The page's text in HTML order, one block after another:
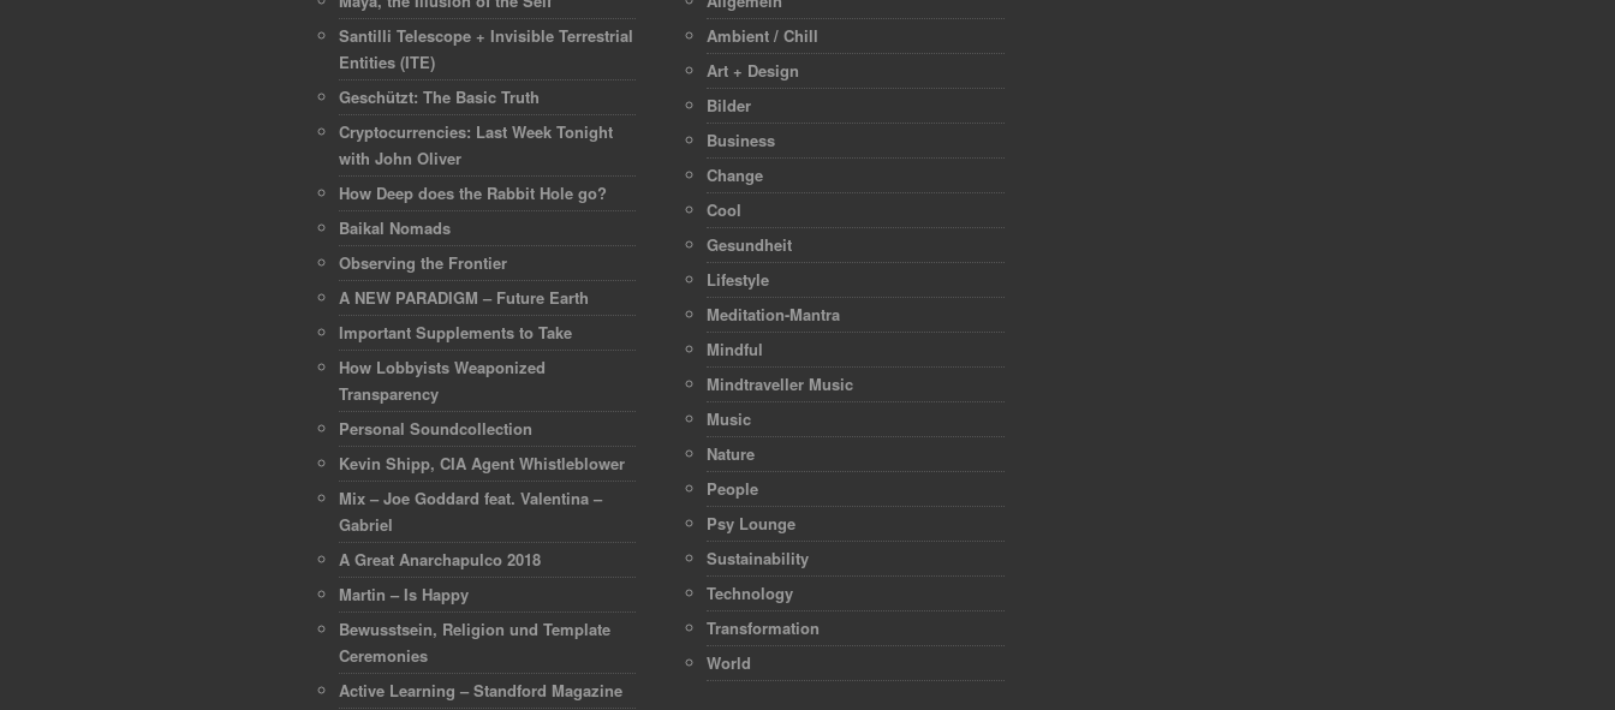
Santilli Telescope + Invisible Terrestrial
Entities (ITE)
Geschützt: The Basic Truth
Cryptocurrencies: Last Week Tonight
with John Oliver
How Deep does the Rabbit Hole go?
Baikal Nomads
Observing the Frontier
A NEW PARADIGM – Future Earth
Important Supplements to Take
How Lobbyists Weaponized
Transparency
Personal Soundcollection
Kevin Shipp, CIA Agent Whistleblower
Mix – Joe Goddard feat. Valentina –
Gabriel
A Great Anarchapulco 2018
Martin – Is Happy
Bewusstsein, Religion und Template
Ceremonies
Active Learning – Standford Magazine
Ambient / Chill
Art + Design
Bilder
Business
Change
Cool
Gesundheit
Lifestyle
Meditation-Mantra
Mindful
Mindtraveller Music
Music
Nature
People
Psy Lounge
Sustainability
Technology
Transformation
World